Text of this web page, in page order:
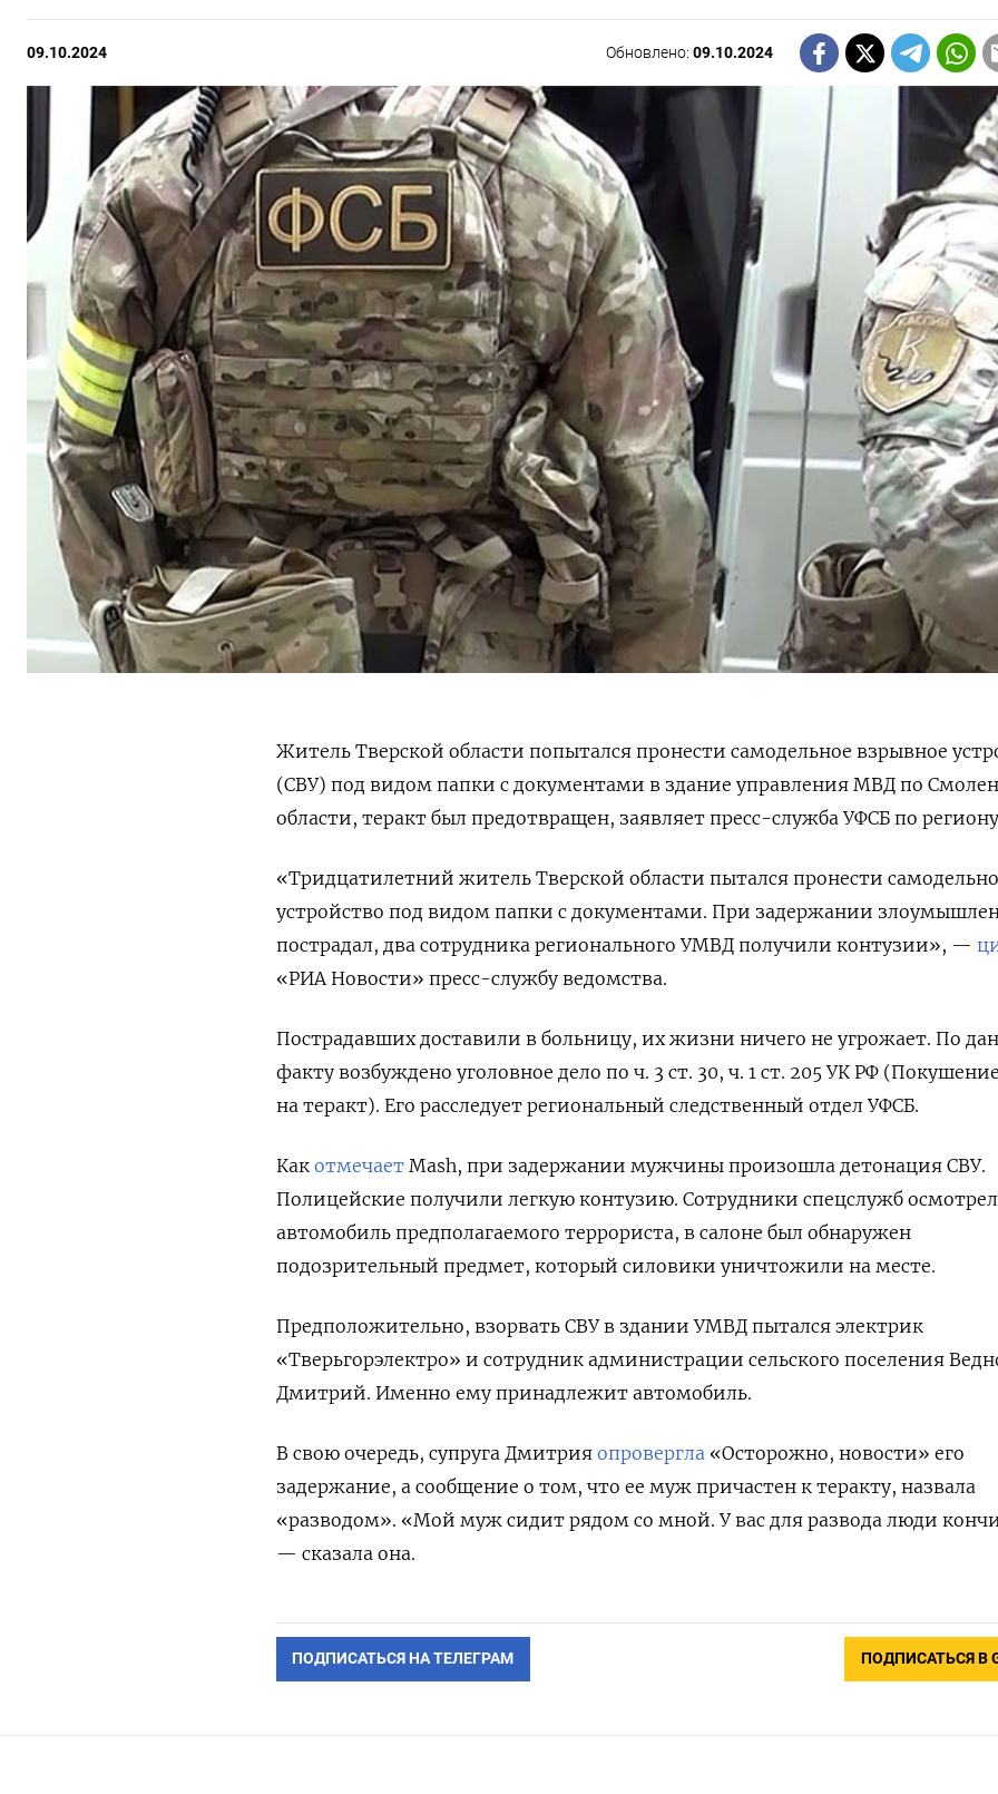
09.10.2024 Обновлено:09.10.2024
Житель Тверской области попытался пронести самодельное взрывное
(СВУ) под видом папки с документами в здание управления МВД по
области, теракт был предотвращен, заявляет пресс-служба УФСБ по
«Тридцатилетний житель Тверской области пытался пронести
устройство под видом папки с документами. При задержании
пострадал, два сотрудника регионального УМВД получили контузии», —
«РИА Новости» пресс-службу ведомства.
Пострадавших доставили в больницу, их жизни ничего не угрожает. По
факту возбуждено уголовное дело по ч. 3 ст. 30, ч. 1 ст. 205 УК РФ
на теракт). Его расследует региональный следственный отдел УФСБ.
Как отмечает Mash, при задержании мужчины произошла детонация СВУ.
Полицейские получили легкую контузию. Сотрудники спецслужб
автомобиль предполагаемого террориста, в салоне был обнаружен
подозрительный предмет, который силовики уничтожили на месте.
Предположительно, взорвать СВУ в здании УМВД пытался электрик
«Тверьгорэлектро» и сотрудник администрации сельского поселения
Дмитрий. Именно ему принадлежит автомобиль.
В свою очередь, супруга Дмитрия опровергла «Осторожно, новости» его
задержание, а сообщение о том, что ее муж причастен к теракту, назвала
«разводом». «Мой муж сидит рядом со мной. У вас для развода люди
— сказала она.
ПОДПИСАТЬСЯ НА ТЕЛЕГРАМ ПОДПИСАТЬСЯ В